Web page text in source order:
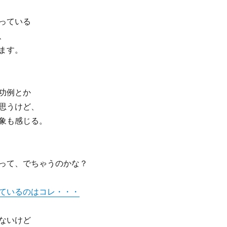
ている
す。
例とか
うけど、
も感じる。
て、でちゃうのかな？
いるのはコレ・・・
いけど